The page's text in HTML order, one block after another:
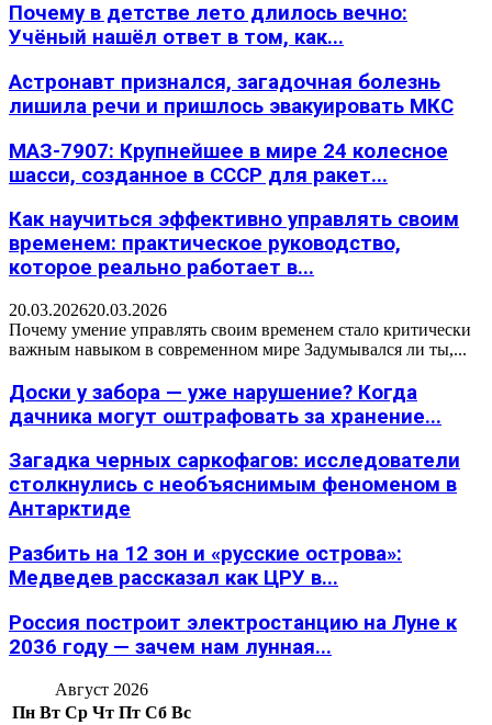
Почему в детстве лето длилось вечно:
Учёный нашёл ответ в том, как...
Астронавт признался, загадочная болезнь
лишила речи и пришлось эвакуировать МКС
МАЗ-7907: Крупнейшее в мире 24 колесное
шасси, созданное в СССР для ракет...
Как научиться эффективно управлять своим
временем: практическое руководство,
которое реально работает в...
20.03.202620.03.2026
Почему умение управлять своим временем стало критически
важным навыком в современном мире Задумывался ли ты,...
Доски у забора — уже нарушение? Когда
дачника могут оштрафовать за хранение...
Загадка черных саркофагов: исследователи
столкнулись с необъяснимым феноменом в
Антарктиде
Разбить на 12 зон и «русские острова»:
Медведев рассказал как ЦРУ в...
Россия построит электростанцию на Луне к
2036 году — зачем нам лунная...
Август 2026
Пн Вт Ср Чт Пт Сб Вс